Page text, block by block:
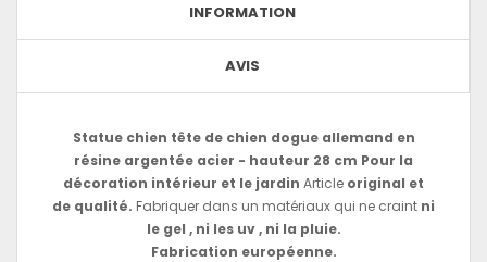
INFORMATION
AVIS
Statue chien tête de chien dogue allemand en
résine argentée acier - hauteur 28 cm Pour la
décoration intérieur et le jardin Article original et
de qualité. Fabriquer dans un matériaux qui ne craint ni
le gel , ni les uv , ni la pluie.
Fabrication européenne.